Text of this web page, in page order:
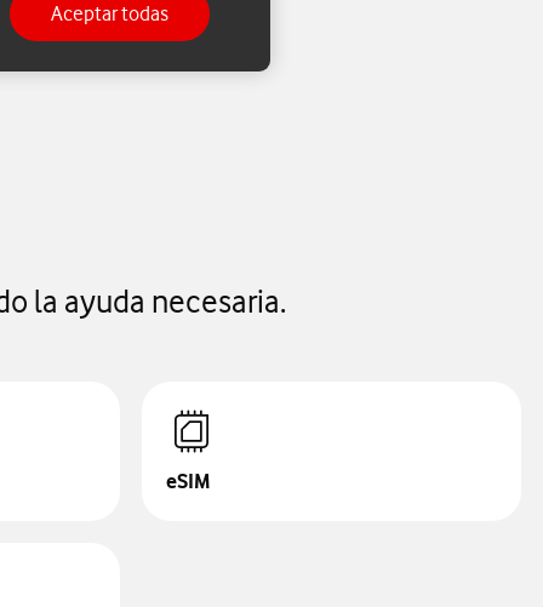
la ayuda necesaria.
eSIM
Aceptar todas